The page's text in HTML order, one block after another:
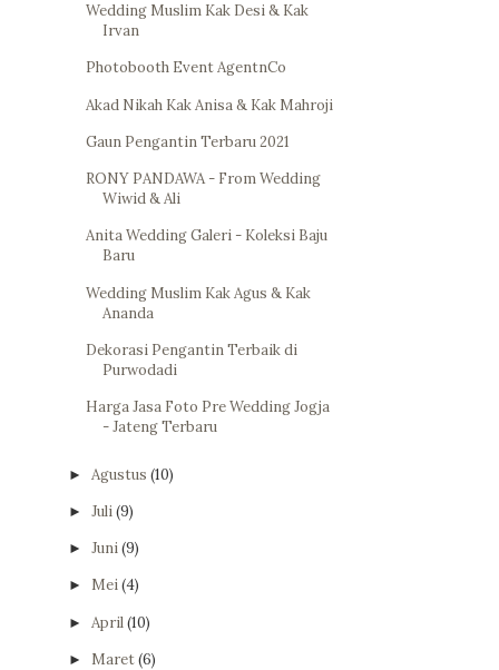
Wedding Muslim Kak Desi & Kak
Irvan
Photobooth Event AgentnCo
Akad Nikah Kak Anisa & Kak Mahroji
Gaun Pengantin Terbaru 2021
RONY PANDAWA - From Wedding
Wiwid & Ali
Anita Wedding Galeri - Koleksi Baju
Baru
Wedding Muslim Kak Agus & Kak
Ananda
Dekorasi Pengantin Terbaik di
Purwodadi
Harga Jasa Foto Pre Wedding Jogja
- Jateng Terbaru
► Agustus (10)
► Juli(9)
► Juni(9)
► Mei(4)
► April(10)
► Maret(6)